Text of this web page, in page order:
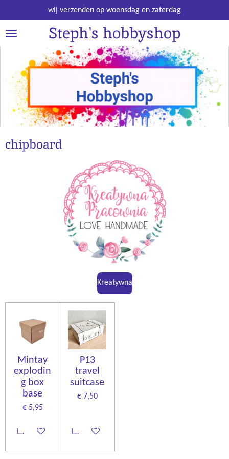
direct
naar
hoofdinhoud
Steph's hobbyshop
wij verzenden op woensdag en zaterdag
chipboard
Kreatywna
Mintay
explodin
g box
base
€ 5,95
In winkelwagen
P13
travel
suitcase
€ 7,50
In winkelwagen